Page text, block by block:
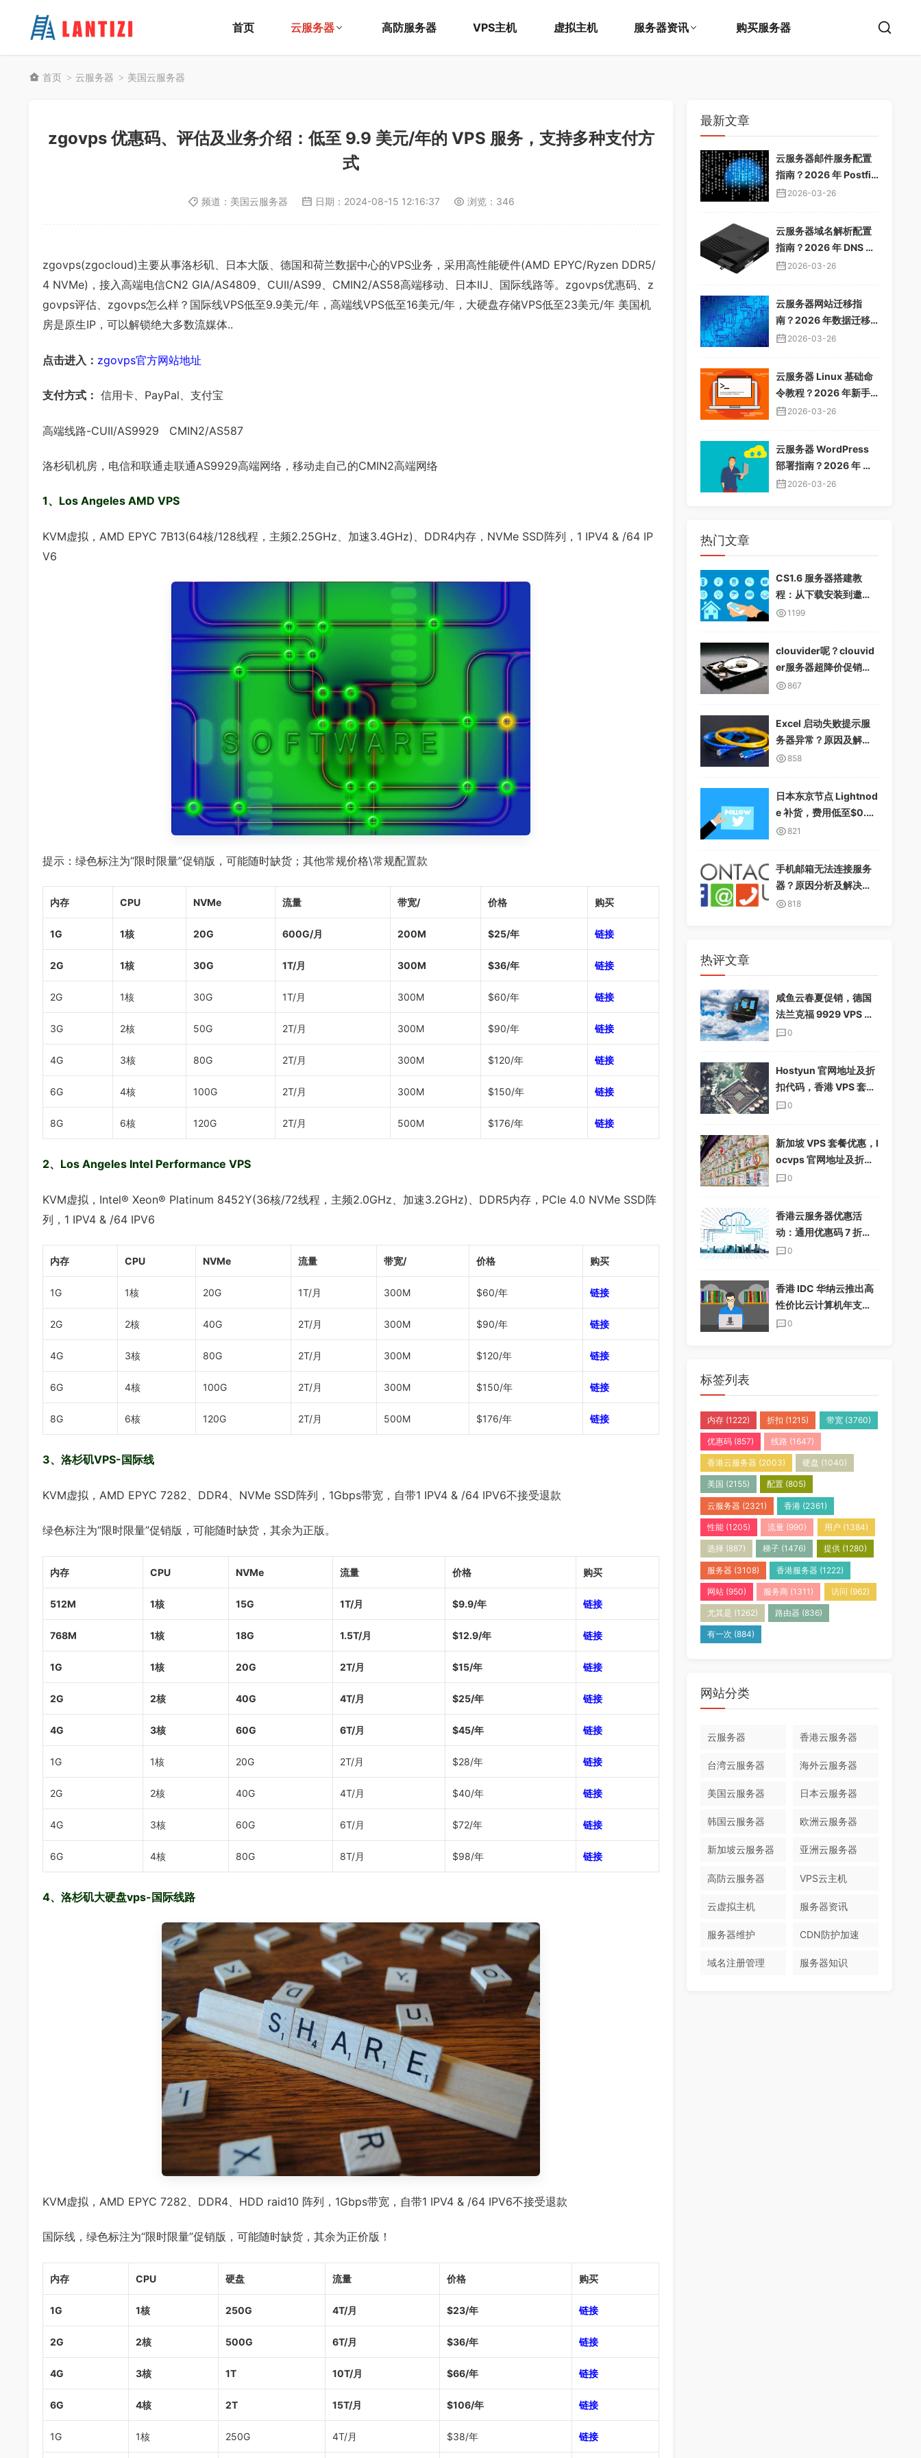
首页 云服务器 高防服务器 VPS主机 虚拟主机 服务器资讯 购买服务器
首页 > 云服务器 > 美国云服务器
zgovps 优惠码、评估及业务介绍：低至 9.9 美元/年的 VPS 服务，支持多种支付方
式
频道： 美国云服务器 日期： 2024-08-15 12:16:37 浏览：346
zgovps(zgocloud)主要从事洛杉矶、日本大阪、德国和荷兰数据中心的VPS业务，采用高性能硬件(AMD EPYC/Ryzen DDR5/
4 NVMe)，接入高端电信CN2 GIA/AS4809、CUII/AS99、CMIN2/AS58高端移动、日本IIJ、国际线路等。zgovps优惠码、z
govps评估、zgovps怎么样？国际线VPS低至9.9美元/年，高端线VPS低至16美元/年，大硬盘存储VPS低至23美元/年 美国机
房是原生IP，可以解锁绝大多数流媒体..
点击进入： zgovps官方网站地址
支付方式： 信用卡、PayPal、支付宝
高端线路-CUII/AS9929 CMIN2/AS587
洛杉矶机房，电信和联通走联通AS9929高端网络，移动走自己的CMIN2高端网络
1、Los Angeles AMD VPS
KVM虚拟，AMD EPYC 7B13(64核/128线程，主频2.25GHz、加速3.4GHz)、DDR4内存，NVMe SSD阵列，1 IPV4 & /64 IP
V6
提示：绿色标注为“限时限量”促销版，可能随时缺货；其他常规价格\常规配置款
内存 CPU NVMe 流量 带宽/ 价格 购买
1G 1核 20G 600G/月 200M $25/年 链接
2G 1核 30G 1T/月 300M $36/年 链接
2G 1核 30G 1T/月 300M $60/年 链接
3G 2核 50G 2T/月 300M $90/年 链接
4G 3核 80G 2T/月 300M $120/年 链接
6G 4核 100G 2T/月 300M $150/年 链接
8G 6核 120G 2T/月 500M $176/年 链接
2、Los Angeles Intel Performance VPS
KVM虚拟，Intel® Xeon® Platinum 8452Y(36核/72线程，主频2.0GHz、加速3.2GHz)、DDR5内存，PCIe 4.0 NVMe SSD阵
列，1 IPV4 & /64 IPV6
内存 CPU NVMe 流量 带宽/ 价格 购买
1G 1核 20G 1T/月 300M $60/年 链接
2G 2核 40G 2T/月 300M $90/年 链接
4G 3核 80G 2T/月 300M $120/年 链接
6G 4核 100G 2T/月 300M $150/年 链接
8G 6核 120G 2T/月 500M $176/年 链接
3、洛杉矶VPS-国际线
KVM虚拟，AMD EPYC 7282、DDR4、NVMe SSD阵列，1Gbps带宽，自带1 IPV4 & /64 IPV6不接受退款
绿色标注为“限时限量”促销版，可能随时缺货，其余为正版。
内存 CPU NVMe 流量 价格 购买
512M 1核 15G 1T/月 $9.9/年 链接
768M 1核 18G 1.5T/月 $12.9/年 链接
1G 1核 20G 2T/月 $15/年 链接
2G 2核 40G 4T/月 $25/年 链接
4G 3核 60G 6T/月 $45/年 链接
1G 1核 20G 2T/月 $28/年 链接
2G 2核 40G 4T/月 $40/年 链接
4G 3核 60G 6T/月 $72/年 链接
6G 4核 80G 8T/月 $98/年 链接
4、洛杉矶大硬盘vps-国际线路
KVM虚拟，AMD EPYC 7282、DDR4、HDD raid10 阵列，1Gbps带宽，自带1 IPV4 & /64 IPV6不接受退款
国际线，绿色标注为“限时限量”促销版，可能随时缺货，其余为正价版！
内存 CPU 硬盘 流量 价格 购买
1G 1核 250G 4T/月 $23/年 链接
2G 2核 500G 6T/月 $36/年 链接
4G 3核 1T 10T/月 $66/年 链接
6G 4核 2T 15T/月 $106/年 链接
1G 1核 250G 4T/月 $38/年 链接
最新文章
云服务器邮件服务配置
指南？2026 年 Postfix
邮件服务器教程，企业
2026-03-26
云服务器域名解析配置
指南？2026 年 DNS 解
析教程，域名绑定服务
2026-03-26
云服务器网站迁移指
南？2026 年数据迁移
教程，无缝切换服务器
2026-03-26
云服务器 Linux 基础命
令教程？2026 年新手
入门指南，常用命令大
2026-03-26
云服务器 WordPress
部署指南？2026 年 Wo
rdPress 安装配置教
2026-03-26
热门文章
CS1.6 服务器搭建教
程：从下载安装到邀请
好友畅玩
1199
clouvider呢？clouvid
er服务器超降价促销，1
0Gbps无限流量
867
Excel 启动失败提示服
务器异常？原因及解决
方案详解
858
日本东京节点 Lightnod
e 补货，费用低至$0.01
2/小时，支持多种支付
821
手机邮箱无法连接服务
器？原因分析及解决方
案 818
热评文章
咸鱼云春夏促销，德国
法兰克福 9929 VPS 下
单享 85%折扣，配置翻
0
Hostyun 官网地址及折
扣代码，香港 VPS 套餐
介绍
0
新加坡 VPS 套餐优惠，l
ocvps 官网地址及折扣
码分享
0
香港云服务器优惠活
动：通用优惠码 7 折，
半年付加送一个月，年
0
香港 IDC 华纳云推出高
性价比云计算机年支付
套餐，免实名免备案
0
标签列表
内存 (1222) 折扣 (1215) 带宽(3760)
优惠码 (857) 线路 (1647)
香港云服务器 (2003) 硬盘 (1040)
美国 (2155) 配置 (805)
云服务器 (2321) 香港 (2361)
性能 (1205) 流量 (990) 用户 (1384)
选择 (887) 梯子 (1476) 提供(1280)
服务器 (3108) 香港服务器 (1222)
网站 (950) 服务商 (1311) 访问 (962)
尤其是 (1262) 路由器 (836)
有一次 (884)
网站分类
云服务器 香港云服务器
台湾云服务器 海外云服务器
美国云服务器 日本云服务器
韩国云服务器 欧洲云服务器
新加坡云服务器 亚洲云服务器
高防云服务器 VPS云主机
云虚拟主机 服务器资讯
服务器维护 CDN防护加速
域名注册管理 服务器知识